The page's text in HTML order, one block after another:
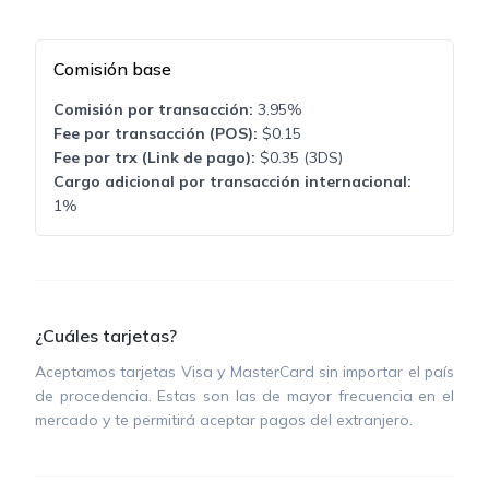
Comisión base
Comisión por transacción: 3.95%
Fee por transacción (POS): $0.15
Fee por trx (Link de pago): $0.35 (3DS)
Cargo adicional por transacción internacional:
1%
¿Cuáles tarjetas?
Aceptamos tarjetas Visa y MasterCard sin importar el país
de procedencia. Estas son las de mayor frecuencia en el
mercado y te permitirá aceptar pagos del extranjero.